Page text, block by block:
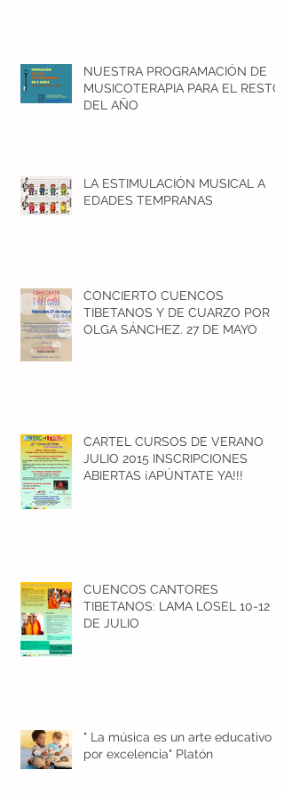
NUESTRA PROGRAMACIÓN DE
MUSICOTERAPIA PARA EL RESTO
DEL AÑO
LA ESTIMULACIÓN MUSICAL A
EDADES TEMPRANAS
CONCIERTO CUENCOS
TIBETANOS Y DE CUARZO POR
OLGA SÁNCHEZ. 27 DE MAYO
CARTEL CURSOS DE VERANO
JULIO 2015 INSCRIPCIONES
ABIERTAS ¡APÚNTATE YA!!!
CUENCOS CANTORES
TIBETANOS: LAMA LOSEL 10-12
DE JULIO
" La música es un arte educativo
por excelencia" Platón